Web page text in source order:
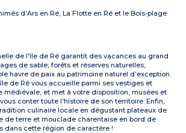
d’Ars en Ré, La Flotte en Ré et le Bois-plage
de l'île de Ré garantit des vacances au grand
de sable, forêts et réserves naturelles,
havre de paix au patrimoine naturel d’exception.
de Ré vous accueille parmi ses vestiges et
médiévale, et met à votre disposition, musées et
conter toute l’histoire de son territoire. Enfin,
culinaire locale en dégustant plateaux de
de terre et mouclade charentaise en bord de
dans cette région de caractère !